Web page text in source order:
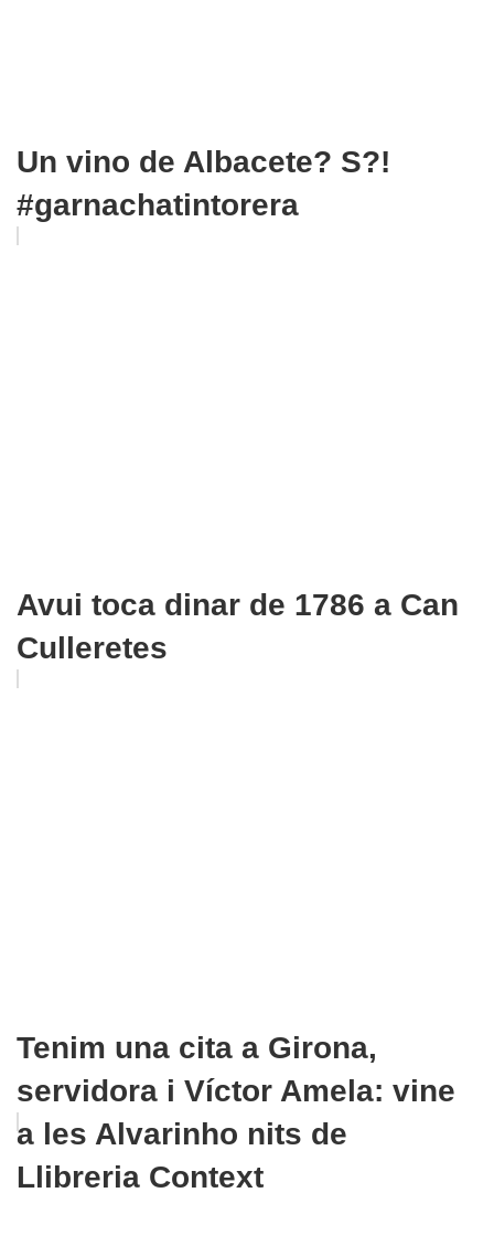
Un vino de Albacete? S?!
#garnachatintorera
Avui toca dinar de 1786 a Can
Culleretes
Tenim una cita a Girona,
servidora i Víctor Amela: vine
a les Alvarinho nits de
Llibreria Context